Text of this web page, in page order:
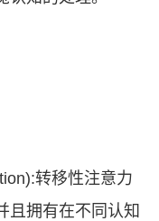
转移性注意力
且拥有在不同认知